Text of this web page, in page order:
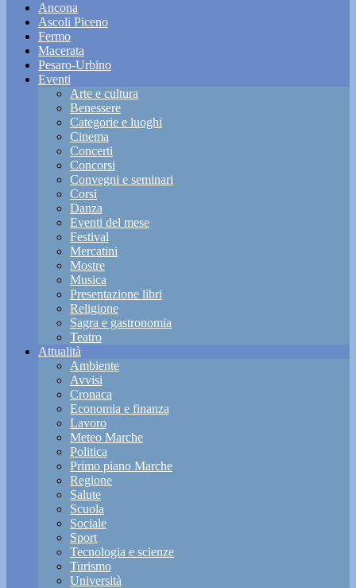
Ancona
Ascoli Piceno
Fermo
Macerata
Pesaro-Urbino
Eventi
Arte e cultura
Benessere
Categorie e luoghi
Cinema
Concerti
Concorsi
Convegni e seminari
Corsi
Danza
Eventi del mese
Festival
Mercatini
Mostre
Musica
Presentazione libri
Religione
Sagra e gastronomia
Teatro
Attualità
Ambiente
Avvisi
Cronaca
Economia e finanza
Lavoro
Meteo Marche
Politica
Primo piano Marche
Regione
Salute
Scuola
Sociale
Sport
Tecnologia e scienze
Turismo
Università